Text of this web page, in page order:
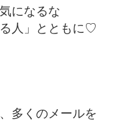
になるな
人」とともに♡
多くのメールを